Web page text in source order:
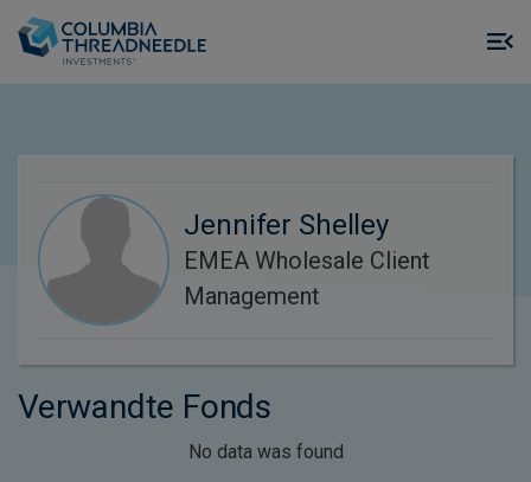
Jennifer Shelley
EMEA Wholesale Client
Management
Verwandte Fonds
No data was found